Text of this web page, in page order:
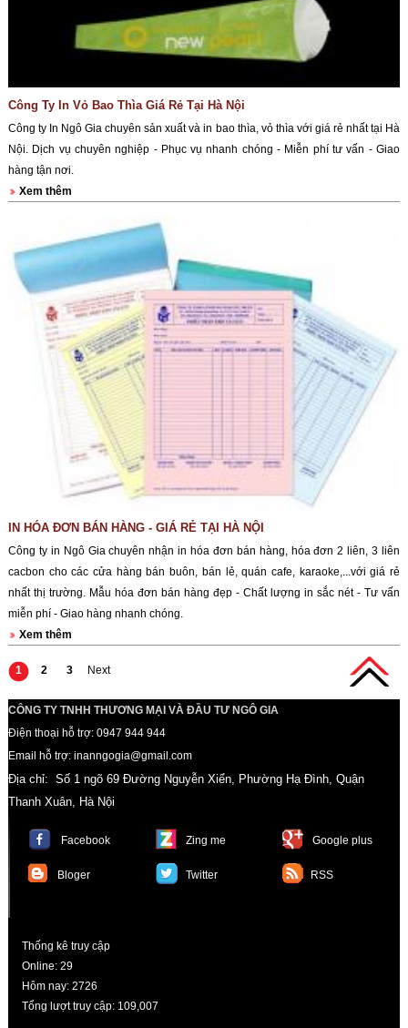
Công Ty In Vỏ Bao Thìa Giá Rẻ Tại Hà Nội
Công ty In Ngô Gia chuyên sản xuất và in bao thìa, vỏ thìa với giá rẻ nhất tại Hà
Nội. Dịch vụ chuyên nghiệp - Phục vụ nhanh chóng - Miễn phí tư vấn - Giao
hàng tận nơi.
Xem thêm
IN HÓA ĐƠN BÁN HÀNG - GIÁ RẺ TẠI HÀ NỘI
Công ty in Ngô Gia chuyên nhận in hóa đơn bán hàng, hóa đơn 2 liên, 3 liên
cacbon cho các cửa hàng bán buôn, bán lẻ, quán cafe, karaoke,...với giá rẻ
nhất thị trường. Mẫu hóa đơn bán hàng đẹp - Chất lượng in sắc nét - Tư vấn
miễn phí - Giao hàng nhanh chóng.
Xem thêm
1 2 3 Next
CÔNG TY TNHH THƯƠNG MẠI VÀ ĐẦU TƯ NGÔ GIA
Điện thoại hỗ trợ: 0947 944 944
Email hỗ trợ: inanngogia@gmail.com
Địa chỉ: Số 1 ngõ 69 Đường Nguyễn Xiển, Phường Hạ Đình, Quận
Thanh Xuân, Hà Nội
Facebook Zing me Google plus
Bloger Twitter RSS
Thống kê truy cập
Online: 29
Hôm nay: 2726
Tổng lượt truy cập: 109,007